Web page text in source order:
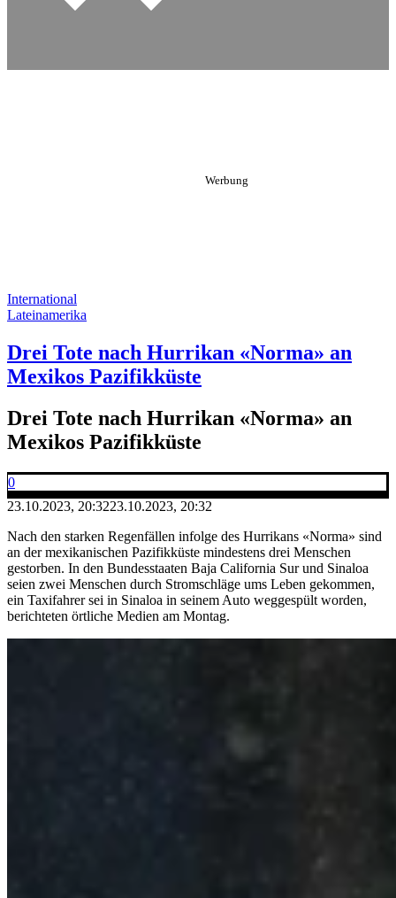
International
Lateinamerika
Drei Tote nach Hurrikan «Norma» an
Mexikos Pazifikküste
Drei Tote nach Hurrikan «Norma» an
Mexikos Pazifikküste
0
23.10.2023, 20:3223.10.2023, 20:32
Nach den starken Regenfällen infolge des Hurrikans «Norma» sind
an der mexikanischen Pazifikküste mindestens drei Menschen
gestorben. In den Bundesstaaten Baja California Sur und Sinaloa
seien zwei Menschen durch Stromschläge ums Leben gekommen,
ein Taxifahrer sei in Sinaloa in seinem Auto weggespült worden,
berichteten örtliche Medien am Montag.